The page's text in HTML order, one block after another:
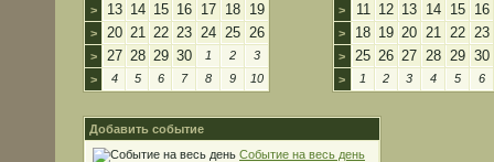
> 13 14 15 16 17 18 19
> 20 21 22 23 24 25 26
> 27 28 29 30 1 2
3
>
4 5 6 7 8 9 10
> 11 12 13 14 15 16
> 18 19 20 21 22 23
> 25 26 27 28 29 30
> 1 2 3 4 5 6
Добавить событие
Событие на весь день